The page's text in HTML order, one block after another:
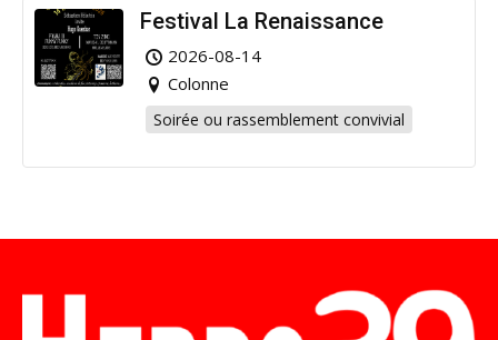
Festival La Renaissance
2026-08-14
Colonne
Soirée ou rassemblement convivial